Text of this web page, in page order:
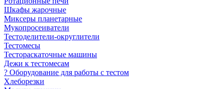
Шкафы жарочные
Миксеры планетарные
Мукопросеиватели
Тестоделители-округлители
Тестомесы
Тестораскаточные машины
Дежи к тестомесам
? Оборудование для работы с тестом
Хлеборезки